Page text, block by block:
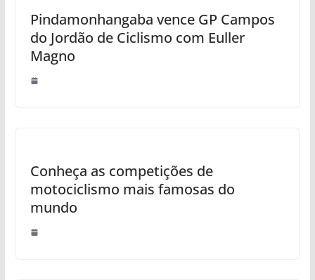
Pindamonhangaba vence GP Campos
do Jordão de Ciclismo com Euller
Magno
Conheça as competições de
motociclismo mais famosas do
mundo